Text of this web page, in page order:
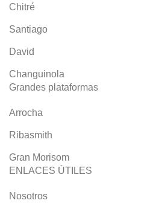
Chitré
Santiago
David
Changuinola
Grandes plataformas
Arrocha
Ribasmith
Gran Morisom
ENLACES ÚTILES
Nosotros